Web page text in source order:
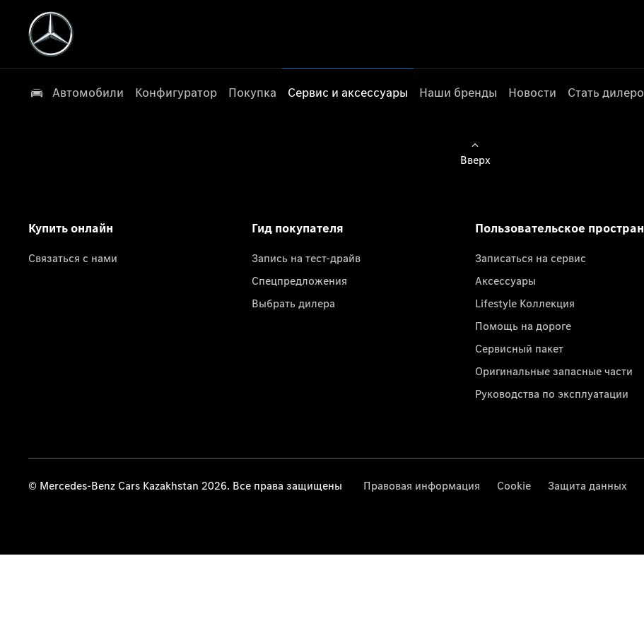
Автомобили Конфигуратор Покупка Сервис и аксессуары Наши бренды Новости Стать
Вверх
Купить онлайн
Связаться с нами
Гид покупателя
Запись на тест-драйв
Спецпредложения
Выбрать дилера
Пользовательское
Записаться на сервис
Аксессуары
Lifestyle Коллекция
Помощь на дороге
Сервисный пакет
Оригинальные запасные части
Руководства по эксплуатации
© Mercedes-Benz Cars Kazakhstan 2026. Все права защищены Правовая информация Cookie Защита данных